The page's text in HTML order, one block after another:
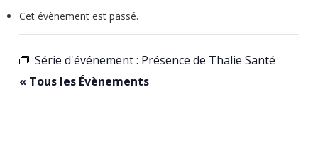
Cet évènement est passé.
Série d'événement : Présence de Thalie Santé
« Tous les Évènements